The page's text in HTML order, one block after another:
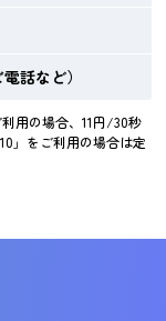
話など）
用の場合、11円/30秒
」をご利用の場合は定